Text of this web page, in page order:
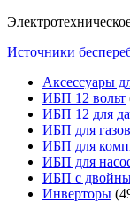
Источники
Аксессуары
ИБП 12 вольт
ИБП 12 для
ИБП для
ИБП для
ИБП для
ИБП с
Инверторы